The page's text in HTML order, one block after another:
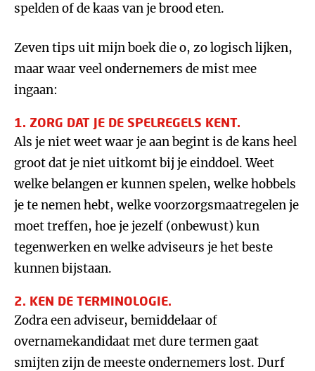
spelden of de kaas van je brood eten.
Zeven tips uit mijn boek die o, zo logisch lijken,
maar waar veel ondernemers de mist mee
ingaan:
1. ZORG DAT JE DE SPELREGELS KENT.
Als je niet weet waar je aan begint is de kans heel
groot dat je niet uitkomt bij je einddoel. Weet
welke belangen er kunnen spelen, welke hobbels
je te nemen hebt, welke voorzorgsmaatregelen je
moet treffen, hoe je jezelf (onbewust) kun
tegenwerken en welke adviseurs je het beste
kunnen bijstaan.
2. KEN DE TERMINOLOGIE.
Zodra een adviseur, bemiddelaar of
overnamekandidaat met dure termen gaat
smijten zijn de meeste ondernemers lost. Durf